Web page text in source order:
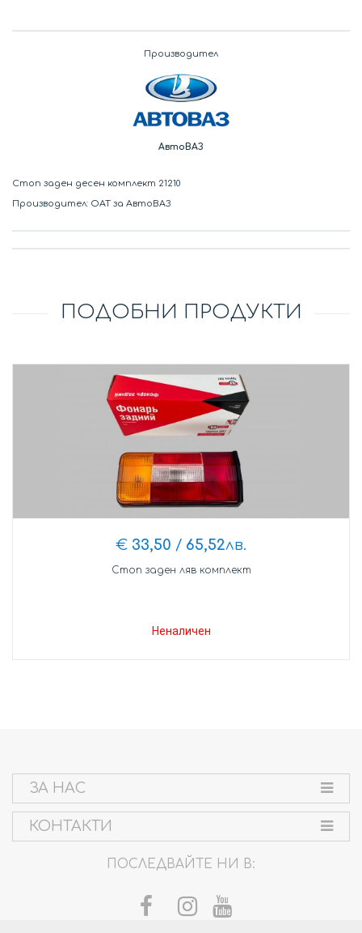
Производител
АвтоВАЗ
Стоп заден десен комплект 21210
Производител: ОАТ за АвтоВАЗ
ПОДОБНИ ПРОДУКТИ
€ 33,50 / 65,52лв.
Стоп заден ляв комплект
Неналичен
ЗА НАС
КОНТАКТИ
ПОСЛЕДВАЙТЕ НИ В: